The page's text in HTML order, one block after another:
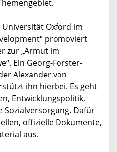
Oxford im
promoviert
zur „Armut im
Ein Georg-Forster-
Alexander von
ihn hierbei. Es geht
Entwicklungspolitik,
Sozialversorgung. Dafür
offizielle Dokumente,
aus.